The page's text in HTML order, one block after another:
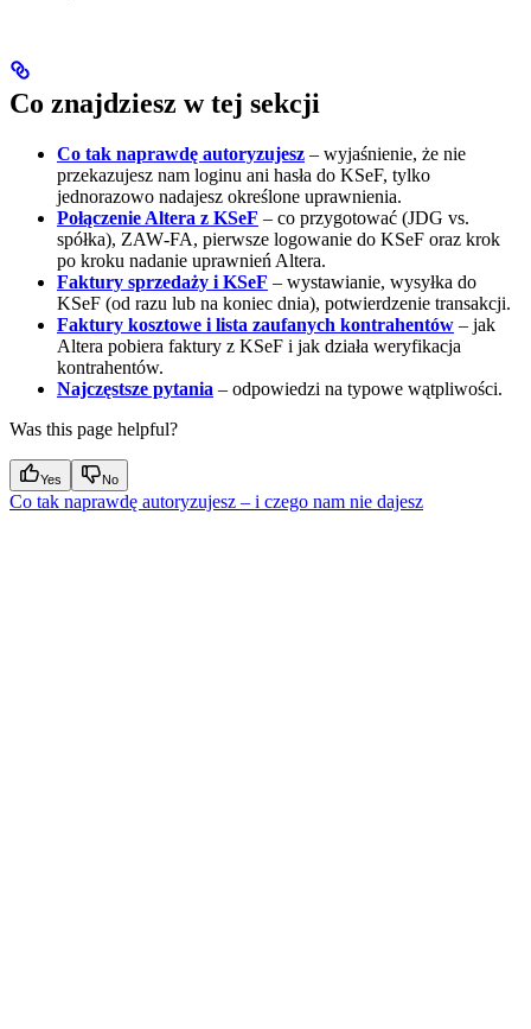
Co znajdziesz w tej sekcji
Co tak naprawdę autoryzujesz – wyjaśnienie, że nie
przekazujesz nam loginu ani hasła do KSeF, tylko
jednorazowo nadajesz określone uprawnienia.
Połączenie Altera z KSeF – co przygotować (JDG vs.
spółka), ZAW‑FA, pierwsze logowanie do KSeF oraz krok
po kroku nadanie uprawnień Altera.
Faktury sprzedaży i KSeF – wystawianie, wysyłka do
KSeF (od razu lub na koniec dnia), potwierdzenie transakcji.
Faktury kosztowe i lista zaufanych kontrahentów – jak
Altera pobiera faktury z KSeF i jak działa weryfikacja
kontrahentów.
Najczęstsze pytania – odpowiedzi na typowe wątpliwości.
Was this page helpful?
Yes No
Co tak naprawdę autoryzujesz – i czego nam nie dajesz